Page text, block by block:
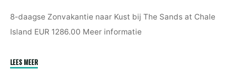
8-daagse Zonvakantie naar Kust bij The Sands at Chale
Island EUR 1286.00 Meer informatie
LEES MEER"The